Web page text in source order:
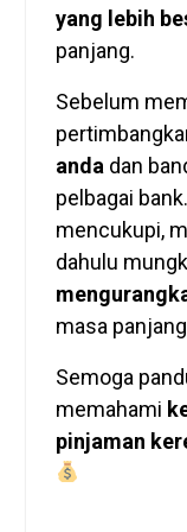
yang lebih
panjang.
Sebelum
anda dan
pelbagai
mencukupi,
dahulu
masa
Semoga
memahami
pinjaman